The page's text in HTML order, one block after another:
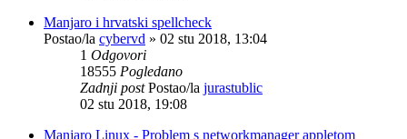
Manjaro i hrvatski spellcheck
Postao/la cybervd » 02 stu 2018, 13:04
1 Odgovori
18555 Pogledano
Zadnji postPostao/la jurastublic
02 stu 2018, 19:08
Manjaro Linux - Problem s networkmanager appletom